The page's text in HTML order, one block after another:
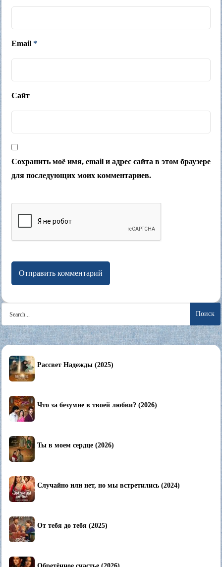
Email *
Сайт
Сохранить моё имя, email и адрес сайта в этом браузере
для последующих моих комментариев.
Search
for:
Рассвет Надежды (2025)
Что за безумие в твоей любви? (2026)
Ты в моем сердце (2026)
Случайно или нет, но мы встретились (2024)
От тебя до тебя (2025)